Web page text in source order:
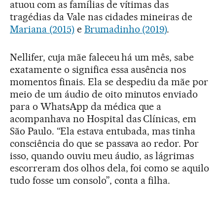
atuou com as famílias de vítimas das
tragédias da Vale nas cidades mineiras de
Mariana (2015) e Brumadinho (2019).
Nellifer, cuja mãe faleceu há um mês, sabe
exatamente o significa essa ausência nos
momentos finais. Ela se despediu da mãe por
meio de um áudio de oito minutos enviado
para o WhatsApp da médica que a
acompanhava no Hospital das Clínicas, em
São Paulo. “Ela estava entubada, mas tinha
consciência do que se passava ao redor. Por
isso, quando ouviu meu áudio, as lágrimas
escorreram dos olhos dela, foi como se aquilo
tudo fosse um consolo”, conta a filha.